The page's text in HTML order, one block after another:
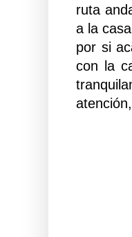
ruta
a la
por si
con la